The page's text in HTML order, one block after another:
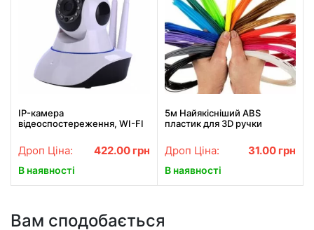
IP-камера
відеоспостереження, WI-FI
нічне бачення
Дроп Ціна: 422.00 грн
В наявності
5м Найякісніший ABS
пластик для 3D ручки
Дроп Ціна: 31.00 грн
В наявності
Вам сподобається